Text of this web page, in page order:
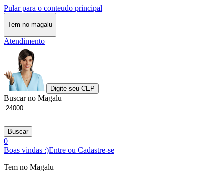
Pular para o conteudo principal
Tem no magalu
Atendimento
Digite seu CEP
Buscar no Magalu
Buscar
0
Boas vindas :)Entre ou Cadastre-se
Tem no Magalu